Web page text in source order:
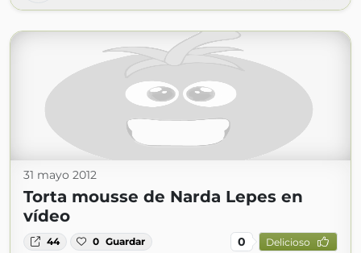
31 mayo 2012
Torta mousse de Narda Lepes en
vídeo
44 0 Guardar 0 Delicioso